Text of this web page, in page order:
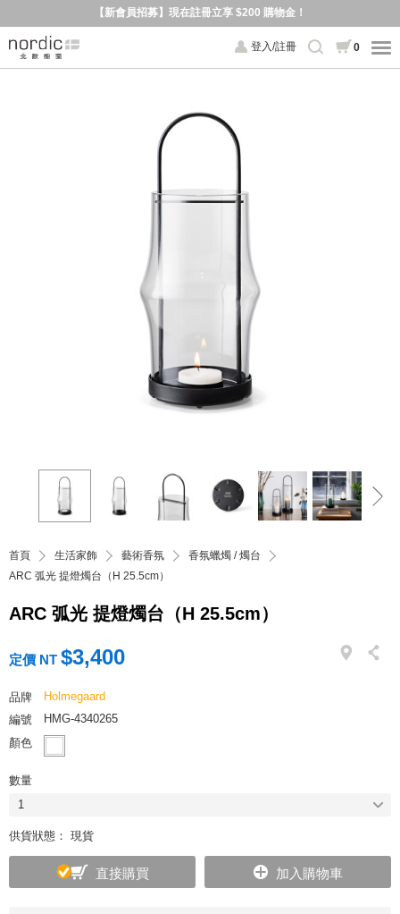
【新會員招募】現在註冊立享 $200 購物金！
登入/註冊 0
首頁 生活家飾 藝術香氛
香氛蠟燭 / 燭台
ARC 弧光 提燈燭台（H 25.5cm）
ARC 弧光 提燈燭台（H 25.5cm）
定價 NT $3,400
品牌
Holmegaard
編號
HMG-4340265
顏色
數量
1
供貨狀態： 現貨
直接購買 加入購物車